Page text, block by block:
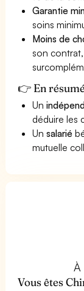
Garantie
soins
Moins de
son
👉 En
Un
déduire les
Unsalarié
mutuelle
À
Vous êtes